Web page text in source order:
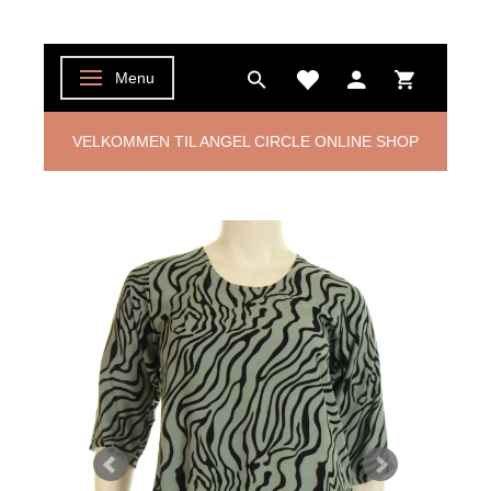
Skifte navigation
Menu
VELKOMMEN TIL ANGEL CIRCLE ONLINE SHOP